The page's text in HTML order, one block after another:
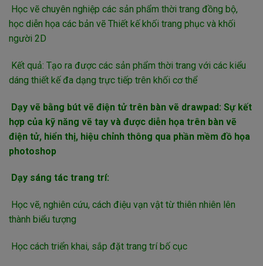
Học vẽ chuyên nghiệp các sản phẩm thời trang đồng bộ,
học diễn họa các bản vẽ Thiết kế khối trang phục và khối
người 2D
Kết quả: Tạo ra được các sản phẩm thời trang với các kiểu
dáng thiết kế đa dạng trực tiếp trên khối cơ thể
Dạy vẽ bằng bút vẽ điện tử trên bàn vẽ drawpad: Sự kết
hợp của kỹ năng vẽ tay và được diễn họa trên bàn vẽ
điện tử, hiển thị, hiệu chỉnh thông qua phần mềm đồ họa
photoshop
Dạy sáng tác trang trí:
Học vẽ, nghiên cứu, cách điệu vạn vật từ thiên nhiên lên
thành biểu tượng
Học cách triển khai, sắp đặt trang trí bố cục